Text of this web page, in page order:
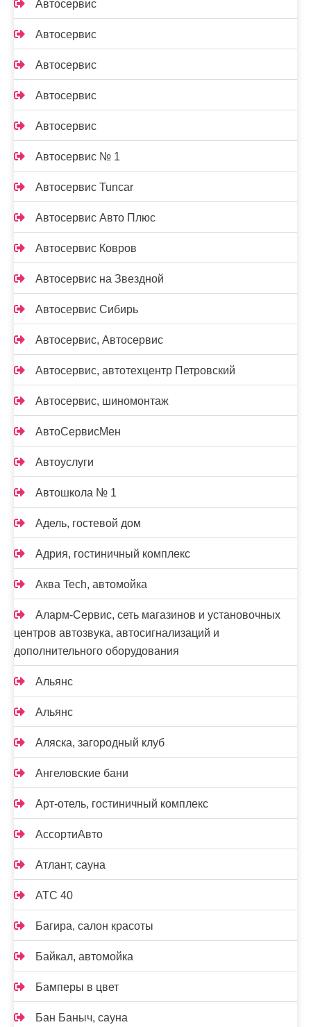
Автосервис
Автосервис
Автосервис
Автосервис
Автосервис
Автосервис № 1
Автосервис Tuncar
Автосервис Авто Плюс
Автосервис Ковров
Автосервис на Звездной
Автосервис Сибирь
Автосервис, Автосервис
Автосервис, автотехцентр Петровский
Автосервис, шиномонтаж
АвтоСервисМен
Автоуслуги
Автошкола № 1
Адель, гостевой дом
Адрия, гостиничный комплекс
Аква Tech, автомойка
Аларм-Сервис, сеть магазинов и установочных
центров автозвука, автосигнализаций и
дополнительного оборудования
Альянс
Альянс
Аляска, загородный клуб
Ангеловские бани
Арт-отель, гостиничный комплекс
АссортиАвто
Атлант, сауна
АТС 40
Багира, салон красоты
Байкал, автомойка
Бамперы в цвет
Бан Баныч, сауна